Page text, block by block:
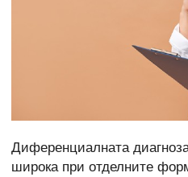
Диференциалната
широка при отделните